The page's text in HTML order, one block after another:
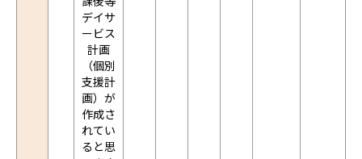
デイサ
ービス
計画
（個別
支援計
画）が
作成さ
れてい
ると思